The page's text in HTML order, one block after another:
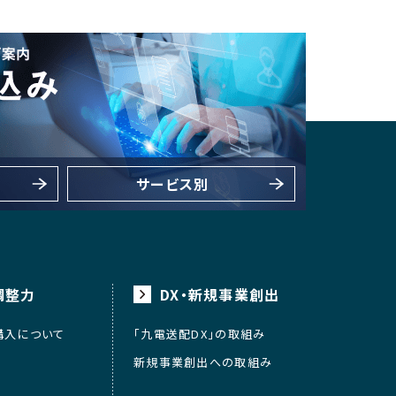
サービス別
整力
について
DX・新規事業創出
「九電送配DX」の取組み
新規事業創出への取組み